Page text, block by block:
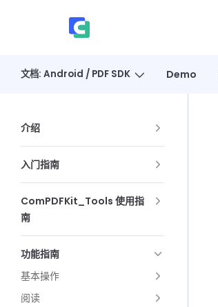
Skip to content
文档: Android / PDF SDK Demo
介绍
入门指南
ComPDFKit_Tools 使用指
南
功能指南
基本操作
阅读